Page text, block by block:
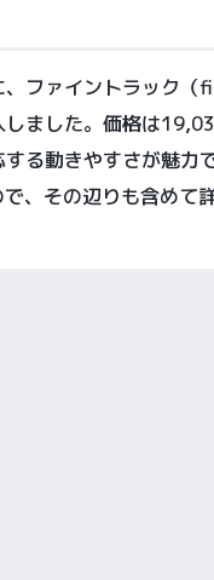
、ファイントラック
しました。価格は
る動きやすさが魅力
、その辺りも含めて